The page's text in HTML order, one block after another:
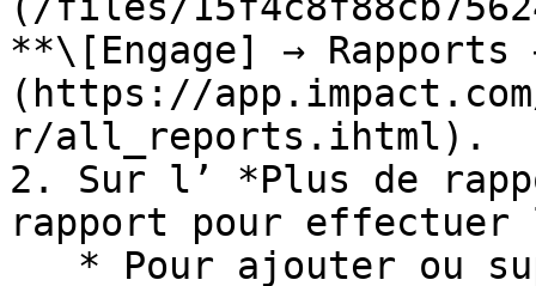
**\[Engage] →
(https://
r/all_reports.ihtml).
2. Sur l’ *Plus de
rapport pour